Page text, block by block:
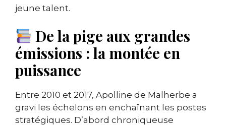
jeune talent.
De la pige aux grandes
émissions : la montée en
puissance
Entre 2010 et 2017, Apolline de Malherbe a
gravi les échelons en enchaînant les postes
stratégiques. D’abord chroniqueuse